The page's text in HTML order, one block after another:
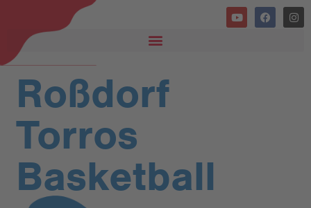
Roßdorf
Torros
Basketball